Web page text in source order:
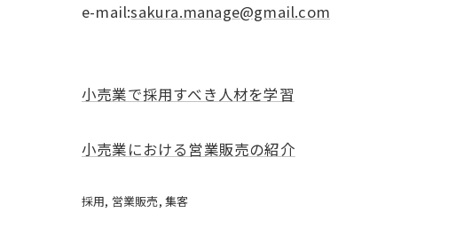
e-mail:sakura.manage@gmail.com
小売業で採用すべき人材を学習
小売業における営業販売の紹介
採用 営業販売 集客